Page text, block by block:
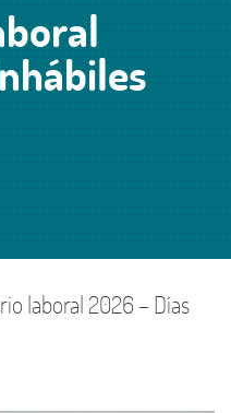
laboral 2026 – Días